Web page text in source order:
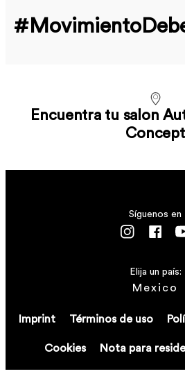
Encuentra tu salon
Concept
Imprint Términos de uso
Cookies Nota para
Elija un país:
Mexico
Síguenos en